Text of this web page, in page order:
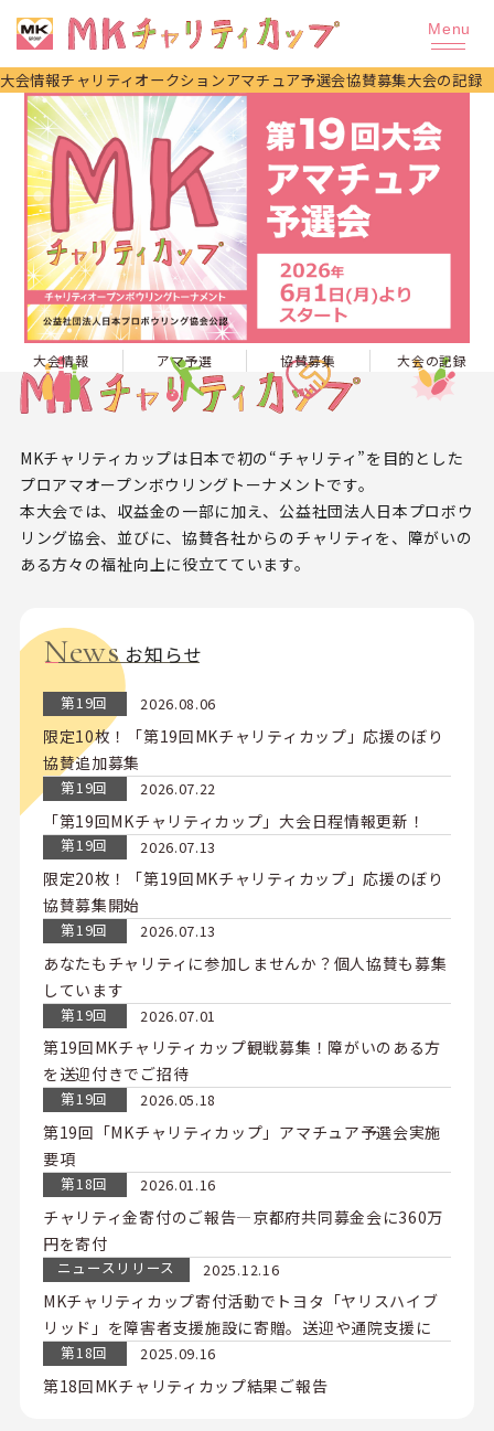
大会情報チャリティオークションアマチュア予選会協賛募集大会の記録
大会情報 アマ予選 協賛募集 大会の記録
MKチャリティカップは日本で初の“チャリティ”を目的とした
プロアマオープンボウリングトーナメントです。
本大会では、収益金の一部に加え、公益社団法人日本プロボウ
リング協会、並びに、協賛各社からのチャリティを、障がいの
ある方々の福祉向上に役立てています。
News お知らせ
2026.08.06
第19回
限定10枚！「第19回MKチャリティカップ」応援のぼり
協賛追加募集
2026.07.22
第19回
「第19回MKチャリティカップ」大会日程情報更新！
2026.07.13
第19回
限定20枚！「第19回MKチャリティカップ」応援のぼり
協賛募集開始
2026.07.13
第19回
あなたもチャリティに参加しませんか？個人協賛も募集
しています
2026.07.01
第19回
第19回MKチャリティカップ観戦募集！障がいのある方
を送迎付きでご招待
2026.05.18
第19回
第19回「MKチャリティカップ」アマチュア予選会実施
要項
2026.01.16
第18回
チャリティ金寄付のご報告―京都府共同募金会に360万
円を寄付
2025.12.16
ニュースリリース
MKチャリティカップ寄付活動でトヨタ「ヤリスハイブ
リッド」を障害者支援施設に寄贈。送迎や通院支援に
2025.09.16
第18回
第18回MKチャリティカップ結果ご報告